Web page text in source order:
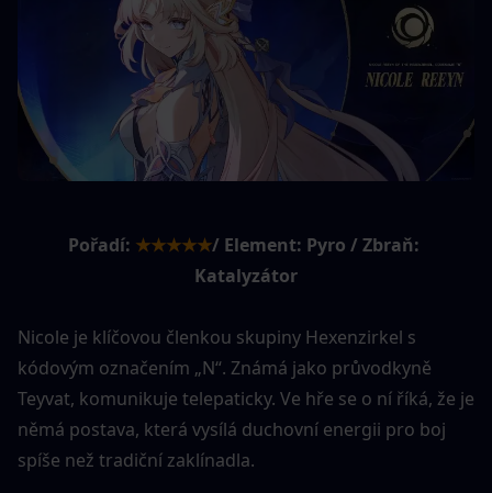
Pořadí: ★★★★★/ Element: Pyro / Zbraň:
Katalyzátor
Nicole je klíčovou členkou skupiny Hexenzirkel s
kódovým označením „N“. Známá jako průvodkyně
Teyvat, komunikuje telepaticky. Ve hře se o ní říká, že je
němá postava, která vysílá duchovní energii pro boj
spíše než tradiční zaklínadla.